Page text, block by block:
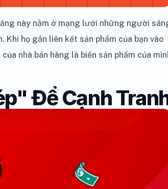
này nằm ở mạng lưới những người
họ gắn liên kết sản phẩm của bạn vào
nhà bán hàng là biến sản phẩm của
Để Cạnh